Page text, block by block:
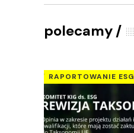
polecamy
RAPORTOWANIE ESG